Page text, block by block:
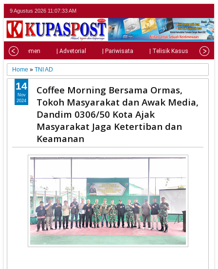
9 Agustus 2026 11:07:34 AM
| Parlemen | Advetorial | Pariwisata | Telisik Kasus |
Home »TNI AD
Coffee Morning Bersama Ormas,
Tokoh Masyarakat dan Awak Media,
Dandim 0306/50 Kota Ajak
Masyarakat Jaga Ketertiban dan
Keamanan
14
Nov
2024